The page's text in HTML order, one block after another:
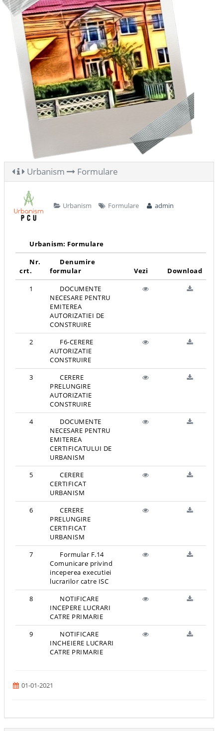
Urbanism Formulare
Urbanism Formulare admin
Urbanism: Formulare
Nr.
crt.
Denumire
formular
Vezi
Download
1
DOCUMENTE
NECESARE PENTRU
EMITEREA
AUTORIZATIEI DE
CONSTRUIRE
2
F6-CERERE
AUTORIZATIE
CONSTRUIRE
3
CERERE
PRELUNGIRE
AUTORIZATIE
CONSTRUIRE
4
DOCUMENTE
NECESARE PENTRU
EMITEREA
CERTIFICATULUI DE
URBANISM
5
CERERE
CERTIFICAT
URBANISM
6
CERERE
PRELUNGIRE
CERTIFICAT
URBANISM
7
Formular F.14
Comunicare privind
inceperea executiei
lucrarilor catre ISC
8
NOTIFICARE
INCEPERE LUCRARI
CATRE PRIMARIE
9
NOTIFICARE
INCHEIERE LUCRARI
CATRE PRIMARIE
01-01-2021